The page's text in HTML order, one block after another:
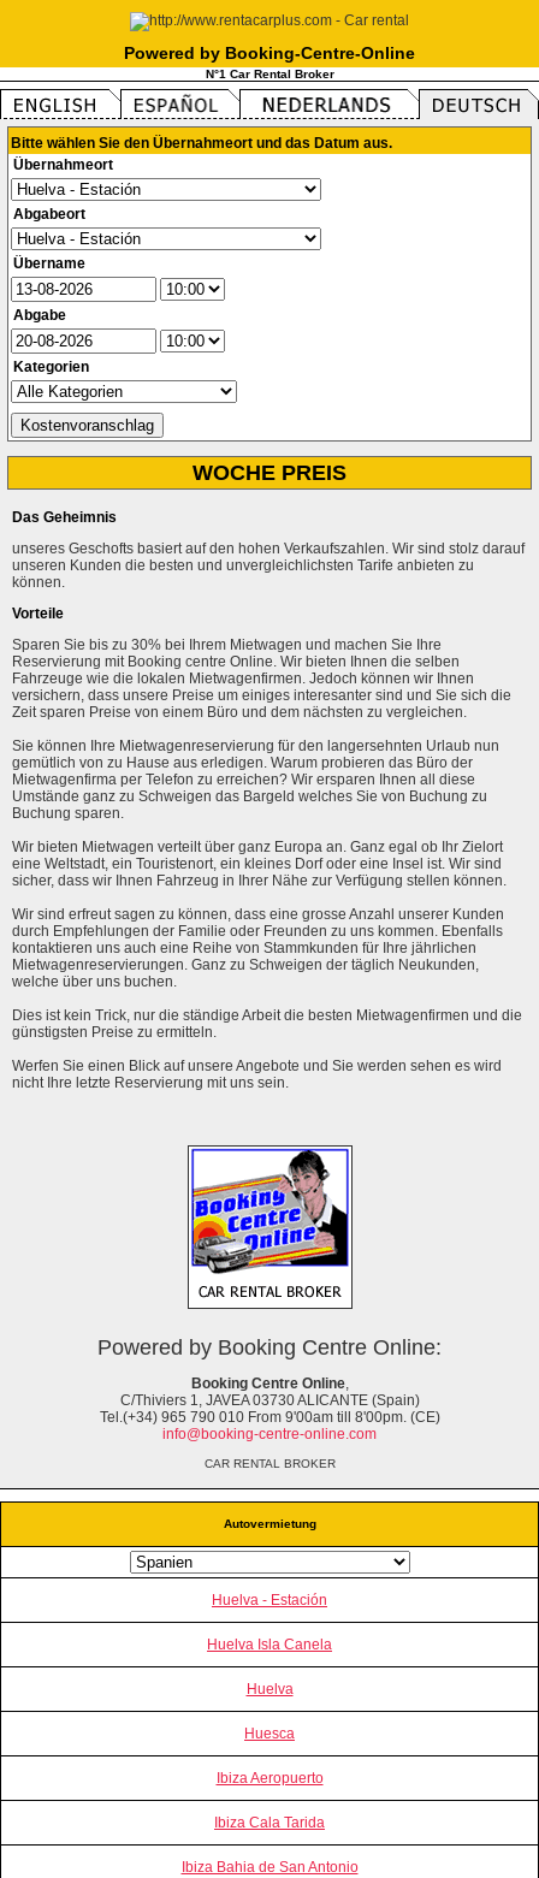
Powered by Booking-Centre-Online
N°1 Car Rental Broker
Autovermietung
Huelva - Estación
Huelva Isla Canela
Huelva
Huesca
Ibiza Aeropuerto
Ibiza Cala Tarida
Ibiza Bahia de San Antonio
Bitte wählen Sie den Übernahmeort und das Datum aus.
Übernahmeort
Abgabeort
Übername
Abgabe
Kategorien
WOCHE PREIS
Das Geheimnis
unseres Geschofts basiert auf den hohen Verkaufszahlen. Wir sind stolz darauf
unseren Kunden die besten und unvergleichlichsten Tarife anbieten zu
können.
Vorteile
Sparen Sie bis zu 30% bei Ihrem Mietwagen und machen Sie Ihre
Reservierung mit Booking centre Online. Wir bieten Ihnen die selben
Fahrzeuge wie die lokalen Mietwagenfirmen. Jedoch können wir Ihnen
versichern, dass unsere Preise um einiges interesanter sind und Sie sich die
Zeit sparen Preise von einem Büro und dem nächsten zu vergleichen.
Sie können Ihre Mietwagenreservierung für den langersehnten Urlaub nun
gemütlich von zu Hause aus erledigen. Warum probieren das Büro der
Mietwagenfirma per Telefon zu erreichen? Wir ersparen Ihnen all diese
Umstände ganz zu Schweigen das Bargeld welches Sie von Buchung zu
Buchung sparen.
Wir bieten Mietwagen verteilt über ganz Europa an. Ganz egal ob Ihr Zielort
eine Weltstadt, ein Touristenort, ein kleines Dorf oder eine Insel ist. Wir sind
sicher, dass wir Ihnen Fahrzeug in Ihrer Nähe zur Verfügung stellen können.
Wir sind erfreut sagen zu können, dass eine grosse Anzahl unserer Kunden
durch Empfehlungen der Familie oder Freunden zu uns kommen. Ebenfalls
kontaktieren uns auch eine Reihe von Stammkunden für Ihre jährlichen
Mietwagenreservierungen. Ganz zu Schweigen der täglich Neukunden,
welche über uns buchen.
Dies ist kein Trick, nur die ständige Arbeit die besten Mietwagenfirmen und die
günstigsten Preise zu ermitteln.
Werfen Sie einen Blick auf unsere Angebote und Sie werden sehen es wird
nicht Ihre letzte Reservierung mit uns sein.
Powered by Booking Centre Online:
Booking Centre Online,
C/Thiviers 1, JAVEA 03730 ALICANTE (Spain)
Tel.(+34) 965 790 010 From 9'00am till 8'00pm. (CE)
info@booking-centre-online.com
CAR RENTAL BROKER